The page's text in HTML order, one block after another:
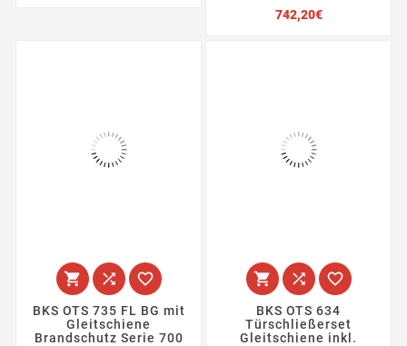
742,20€Preis
  
BKS OTS 735 FL BG mit
Gleitschiene
Brandschutz Serie 700
  
BKS OTS 634
Türschließerset
Gleitschiene inkl.